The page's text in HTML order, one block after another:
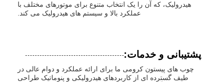
هیدرولیک، که آن را یک انتخاب متنوع برای موتورهای مختلف با
عملکرد بالا و سیستم های هیدرولیک می کند.
پشتیبانی و خدمات:
چوب های پیستون کرومی ما برای ارائه عملکرد و دوام عالی در
طیف گسترده ای از کاربردهای هیدرولیکی و پنوماتیک طراحی